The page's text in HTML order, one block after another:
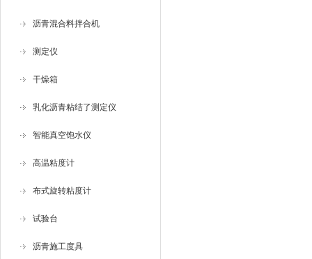
沥青混合料拌合机
测定仪
干燥箱
乳化沥青粘结了测定仪
智能真空饱水仪
高温粘度计
布式旋转粘度计
试验台
沥青施工度具